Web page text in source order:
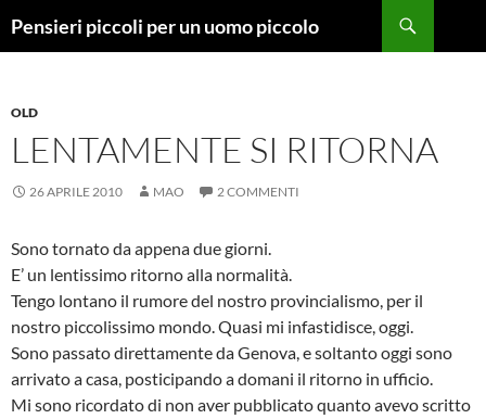
Pensieri piccoli per un uomo piccolo
OLD
LENTAMENTE SI RITORNA
26 APRILE 2010 MAO 2 COMMENTI
Sono tornato da appena due giorni.
E’ un lentissimo ritorno alla normalità.
Tengo lontano il rumore del nostro provincialismo, per il
nostro piccolissimo mondo. Quasi mi infastidisce, oggi.
Sono passato direttamente da Genova, e soltanto oggi sono
arrivato a casa, posticipando a domani il ritorno in ufficio.
Mi sono ricordato di non aver pubblicato quanto avevo scritto